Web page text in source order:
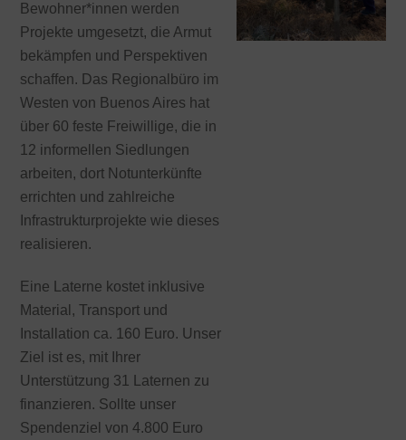
Bewohner*innen werden
Projekte umgesetzt, die Armut
bekämpfen und Perspektiven
schaffen. Das Regionalbüro im
Westen von Buenos Aires hat
über 60 feste Freiwillige, die in
12 informellen Siedlungen
arbeiten, dort Notunterkünfte
errichten und zahlreiche
Infrastrukturprojekte wie dieses
realisieren.
Eine Laterne kostet inklusive
Material, Transport und
Installation ca. 160 Euro. Unser
Ziel ist es, mit Ihrer
Unterstützung 31 Laternen zu
finanzieren. Sollte unser
Spendenziel von 4.800 Euro